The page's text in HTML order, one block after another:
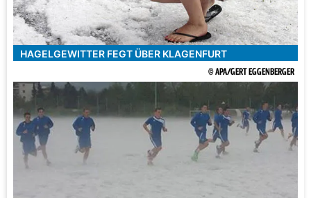
HAGELGEWITTER FEGT ÜBER KLAGENFURT
© APA/GERT EGGENBERGER